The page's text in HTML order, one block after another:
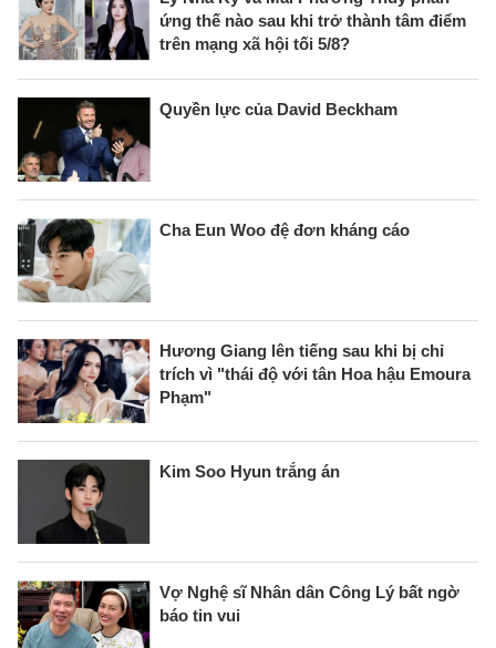
ứng thế nào sau khi trở thành tâm điểm
trên mạng xã hội tối 5/8?
Quyền lực của David Beckham
Cha Eun Woo đệ đơn kháng cáo
Hương Giang lên tiếng sau khi bị chỉ
trích vì "thái độ với tân Hoa hậu Emoura
Phạm"
Kim Soo Hyun trắng án
Vợ Nghệ sĩ Nhân dân Công Lý bất ngờ
báo tin vui